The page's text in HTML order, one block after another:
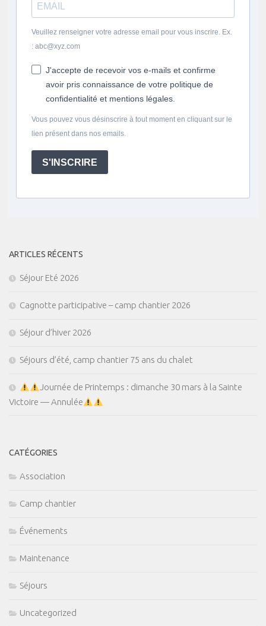
Veuillez renseigner votre adresse email pour vous inscrire. Ex.
: abc@xyz.com
J'accepte de recevoir vos e-mails et confirme
avoir pris connaissance de votre politique de
confidentialité et mentions légales.
Vous pouvez vous désinscrire à tout moment en cliquant sur le
lien présent dans nos emails.
S'INSCRIRE
ARTICLES RÉCENTS
Séjour Eté 2026
Cagnotte participative – camp chantier 2026
Séjour d’hiver 2026
Séjours d’été, camp chantier 75 ans du chalet
Journée de Printemps : dimanche 30 mars à la Sainte
Victoire — Annulée
CATÉGORIES
Association
Camp chantier
Événements
Maintenance
Séjours
Uncategorized